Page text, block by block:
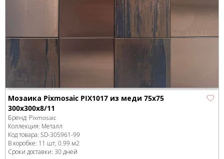
Мозаика Pixmosaic PIX1017 из меди 75x75
300х300x8/11
Бренд: Pixmosaic
Коллекция: Металл
Код товара: SD-305961-99
В коробке: 11 шт, 0.99 м2
Сроки доставки: 30 дней